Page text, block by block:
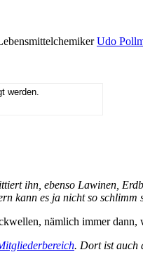
Udo
werden.
ihn, ebenso Lawinen,
kann es ja nicht so
nämlich immer
. Dort ist auch